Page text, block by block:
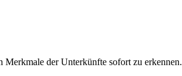
der Unterkünfte sofort zu erkennen.